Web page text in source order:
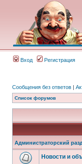
Вход Регистрация
Сообщения без ответов |
Список форумов
Администраторский
Новости и